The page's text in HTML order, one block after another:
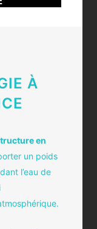
À
en
un poids
l’eau de